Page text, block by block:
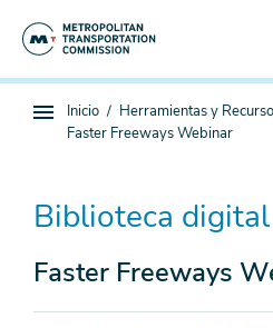
Navegación
Estás
aquí
Inicio Herramientas y
Faster Freeways Webinar
Biblioteca digital
Faster Freeways